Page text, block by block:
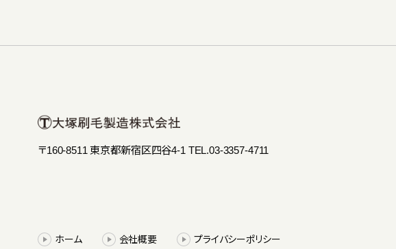
〒160-8511 東京都新宿区四谷4-1 TEL.03-3357-4711
ホーム 会社概要 プライバシーポリシー